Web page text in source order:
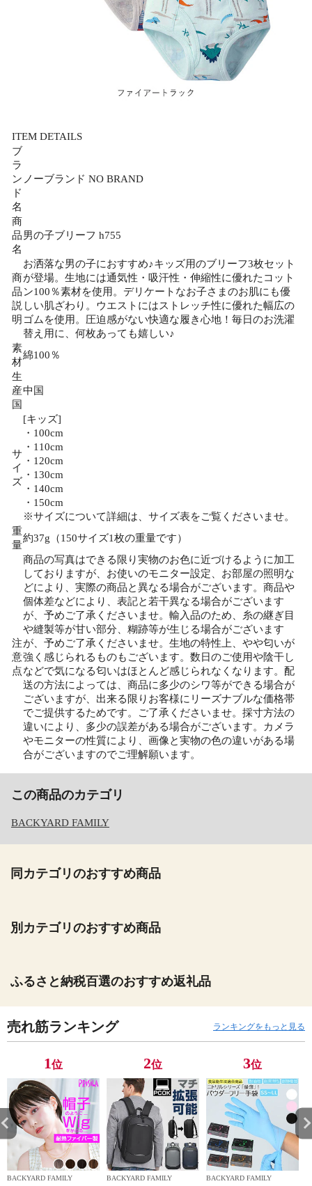
ITEM DETAILS
ブ
ラ
ン
ド
名
ノーブランド NO BRAND
商
品
名
男の子ブリーフ h755
商
品
説
明
お洒落な男の子におすすめ♪キッズ用のブリーフ3枚セット
が登場。生地には通気性・吸汗性・伸縮性に優れたコット
ン100％素材を使用。デリケートなお子さまのお肌にも優
しい肌ざわり。ウエストにはストレッチ性に優れた幅広の
ゴムを使用。圧迫感がない快適な履き心地！毎日のお洗濯
替え用に、何枚あっても嬉しい♪
素
材
綿100％
生
産
国
中国
サ
イ
ズ
[キッズ]
・100cm
・110cm
・120cm
・130cm
・140cm
・150cm
※サイズについて詳細は、サイズ表をご覧くださいませ。
重
量
約37g（150サイズ1枚の重量です）
注
意
点
商品の写真はできる限り実物のお色に近づけるように加工
しておりますが、お使いのモニター設定、お部屋の照明な
どにより、実際の商品と異なる場合がございます。商品や
個体差などにより、表記と若干異なる場合がございます
が、予めご了承くださいませ。輸入品のため、糸の継ぎ目
や縫製等が甘い部分、糊跡等が生じる場合がございます
が、予めご了承くださいませ。生地の特性上、やや匂いが
強く感じられるものもございます。数日のご使用や陰干し
などで気になる匂いはほとんど感じられなくなります。配
送の方法によっては、商品に多少のシワ等ができる場合が
ございますが、出来る限りお客様にリーズナブルな価格帯
でご提供するためです。ご了承くださいませ。採寸方法の
違いにより、多少の誤差がある場合がございます。カメラ
やモニターの性質により、画像と実物の色の違いがある場
合がございますのでご理解願います。
この商品のカテゴリ
BACKYARD FAMILY
同カテゴリのおすすめ商品
別カテゴリのおすすめ商品
ふるさと納税百選のおすすめ返礼品
売れ筋ランキング ランキングをもっと見る
1位
BACKYARD FAMILY
2位
BACKYARD FAMILY
3位
BACKYARD FAMILY